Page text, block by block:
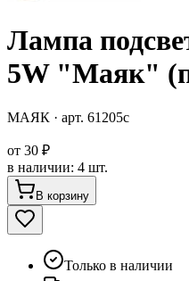
Лампа
5W "Маяк"
МАЯК · арт. 61205с
от 30 ₽
в наличии: 4 шт.
В корзину
Только в наличии